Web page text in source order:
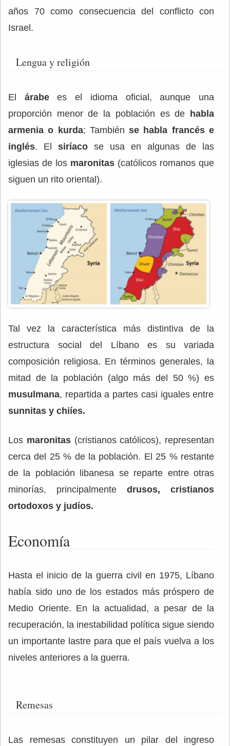
años 70 como consecuencia del conflicto con
Israel.
Lengua y religión
El árabees el idioma oficial, aunque una
proporción menor de la población es de habla
armenia o kurda; Tambiénse habla francés e
inglés. El siríaco se usa en algunas de las
iglesias de los maronitas (católicos romanos que
siguen un rito oriental).
Tal vez la característica más distintiva de la
estructura social del Líbano es su variada
composición religiosa. En términos generales, la
mitad de la población (algo más del 50 %) es
musulmana, repartida a partes casi iguales entre
sunnitas y chiíes.
Los maronitas(cristianos católicos), representan
cerca del 25 % de la población. El 25 % restante
de la población libanesa se reparte entre otras
minorías, principalmente drusos, cristianos
ortodoxos y judíos.
Economía
Hasta el inicio de la guerra civil en 1975, Líbano
había sido uno de los estados más próspero de
Medio Oriente. En la actualidad, a pesar de la
recuperación, la inestabilidad política sigue siendo
un importante lastre para que el país vuelva a los
niveles anteriores a la guerra.
Remesas
Las remesas constituyen un pilar del ingreso